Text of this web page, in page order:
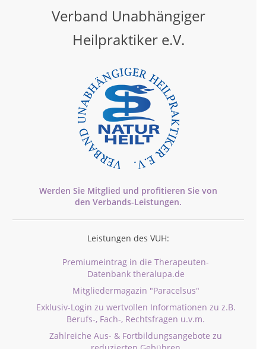
Verband Unabhängiger
Heilpraktiker e.V.
Werden Sie Mitglied und profitieren Sie von
den Verbands-Leistungen.
Leistungen des VUH:
Premiumeintrag in die Therapeuten-
Datenbank theralupa.de
Mitgliedermagazin "Paracelsus"
Exklusiv-Login zu wertvollen Informationen zu z.B.
Berufs-, Fach-, Rechtsfragen u.v.m.
Zahlreiche Aus- & Fortbildungsangebote zu